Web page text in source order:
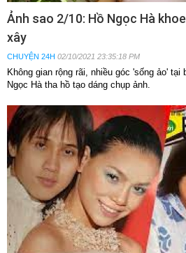
Ảnh sao 2/10: Hồ Ngọc Hà
xây
CHUYỆN 24H 02/10/2021 23:35:18 PM
Không gian rộng rãi, nhiều góc 'sống ảo'
Ngọc Hà tha hồ tạo dáng chụp ảnh.